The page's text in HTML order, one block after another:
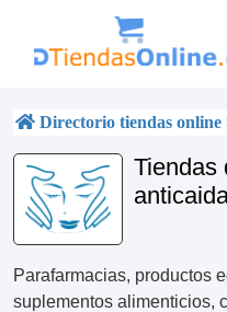
Directorio tiendas online
Tiendas
Parafarmacias, productos
suplementos alimenticios,